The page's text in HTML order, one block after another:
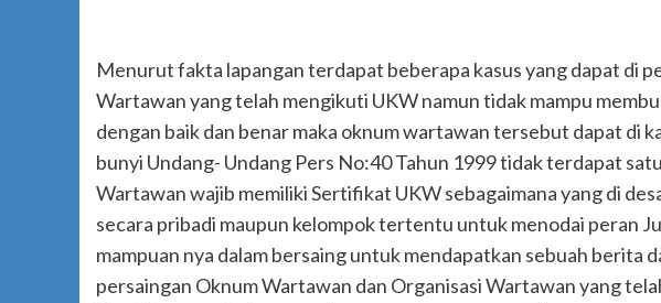
Menurut fakta lapangan terdapat beberapa kasus yang dapat di
Wartawan yang telah mengikuti UKW namun tidak mampu
dengan baik dan benar maka oknum wartawan tersebut dapat di
bunyi Undang- Undang Pers No:40 Tahun 1999 tidak terdapat
Wartawan wajib memiliki Sertifikat UKW sebagaimana yang di
secara pribadi maupun kelompok tertentu untuk menodai peran
mampuan nya dalam bersaing untuk mendapatkan sebuah berita
persaingan Oknum Wartawan dan Organisasi Wartawan yang